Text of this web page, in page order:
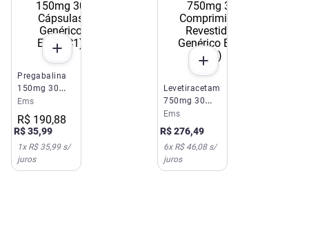
Pregabalina
150mg 30
Cápsulas
Genérico EMS
(C1)
Ems
R$ 190,88
R$35,99
1x R$ 35,99s/
juros
Levetiracetam
750mg 30
Comprimidos
Revestidos
Genérico EMS
(C1)
Ems
R$276,49
6x R$ 46,08s/
juros